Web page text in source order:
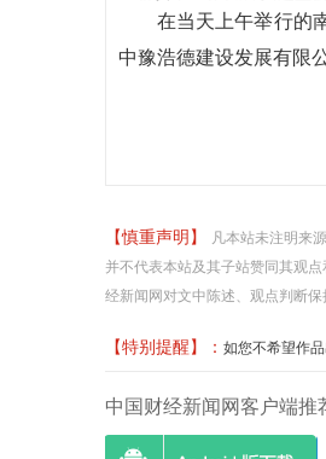
在当天上午举行的
中豫浩德建设发展有限
【慎重声明】
凡本站未注明来
并不代表本站及其子站赞同其观
经新闻网对文中陈述、观点判断
【特别提醒】： 如您不希望作
中国财经新闻网客户端推